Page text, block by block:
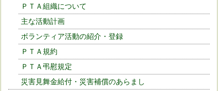
ＰＴＡ組織について
主な活動計画
ボランティア活動の紹介・登録
ＰＴＡ規約
ＰＴＡ弔慰規定
災害見舞金給付・災害補償のあらまし